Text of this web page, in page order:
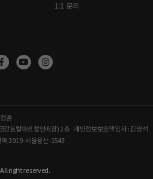
1:1 문의
훈
강토탈패션할인매장) 2층 개인정보보호책임자 : 김명석
매 2019-서울용산-1543
right reserved.